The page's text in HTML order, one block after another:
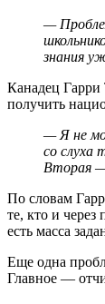
—
знания
Канадец Гарри
получить
— Я не
со слуха
Вторая —
По словам
те, кто и
есть масса
Еще одна
Главное —